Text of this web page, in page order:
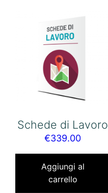
Schede di Lavoro
€339.00
Aggiungi al
carrello